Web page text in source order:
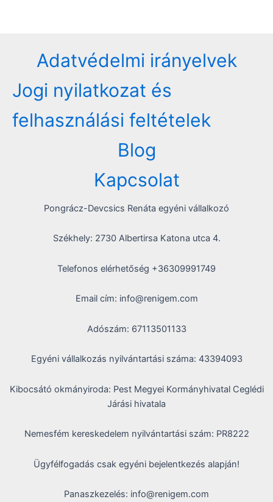
Adatvédelmi irányelvek
Jogi nyilatkozat és
felhasználási feltételek
Blog
Kapcsolat
Pongrácz-Devcsics Renáta egyéni vállalkozó
Székhely: 2730 Albertirsa Katona utca 4.
Telefonos elérhetőség +36309991749
Email cím: info@renigem.com
Adószám: 67113501133
Egyéni vállalkozás nyilvántartási száma: 43394093
Kibocsátó okmányiroda: Pest Megyei Kormányhivatal Ceglédi
Járási hivatala
Nemesfém kereskedelem nyilvántartási szám: PR8222
Ügyfélfogadás csak egyéni bejelentkezés alapján!
Panaszkezelés: info@renigem.com